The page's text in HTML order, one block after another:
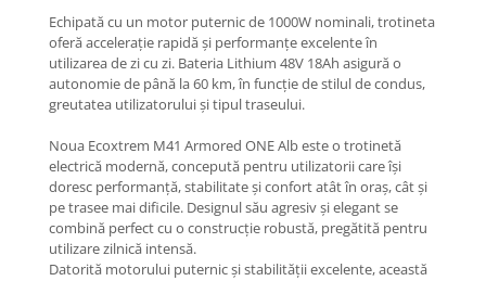
Baterii
Controlere & Conversoare DC/DC
Încărcătoare
Prize de încărcare
Componente baterii
Localizatoare GPS
Mecanică
Furci / mânere principale &
secundare
Echipată cu un motor puternic de 1000W nominali, trotineta
oferă accelerație rapidă și performanțe excelente în
utilizarea de zi cu zi. Bateria Lithium 48V 18Ah asigură o
autonomie de până la 60 km, în funcție de stilul de condus,
greutatea utilizatorului și tipul traseului.
Noua Ecoxtrem M41 Armored ONE Alb este o trotinetă
electrică modernă, concepută pentru utilizatorii care își
doresc performanță, stabilitate și confort atât în oraș, cât și
pe trasee mai dificile. Designul său agresiv și elegant se
combină perfect cu o construcție robustă, pregătită pentru
utilizare zilnică intensă.
Datorită motorului puternic și stabilității excelente, această